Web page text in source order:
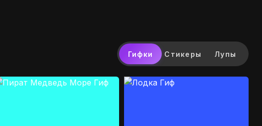
Гифки Стикеры Лупы